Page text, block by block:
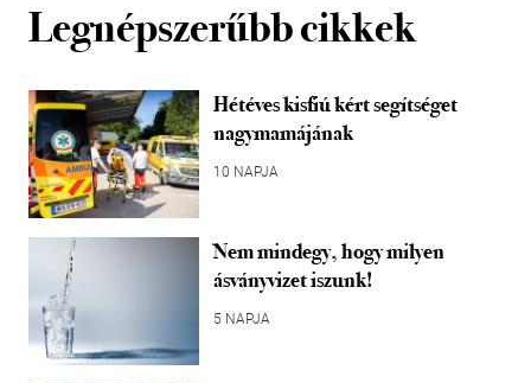
Legnépszerűbb cikkek
Hétéves kisfiú kért segítséget
nagymamájának
10 NAPJA
Nem mindegy, hogy milyen
ásványvizet iszunk!
5 NAPJA